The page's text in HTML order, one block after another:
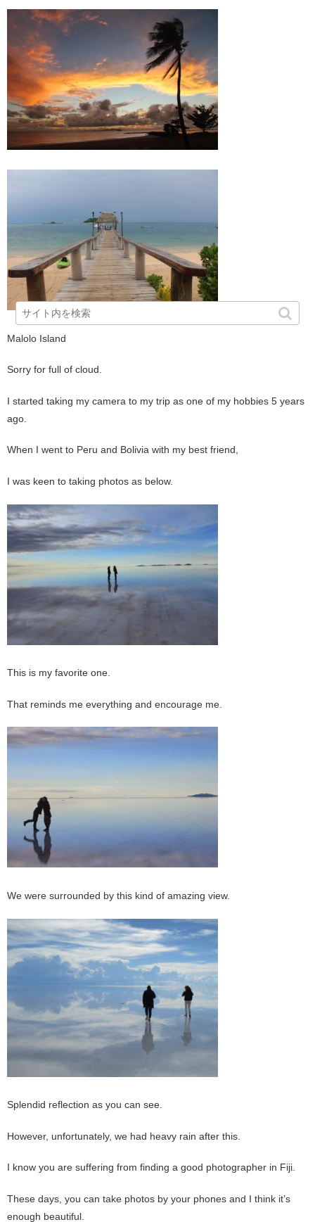
Malolo Island
Sorry for full of cloud.
I started taking my camera to my trip as one of my hobbies 5 years
ago.
When I went to Peru and Bolivia with my best friend,
I was keen to taking photos as below.
This is my favorite one.
That reminds me everything and encourage me.
We were surrounded by this kind of amazing view.
Splendid reflection as you can see.
However, unfortunately, we had heavy rain after this.
I know you are suffering from finding a good photographer in Fiji.
These days, you can take photos by your phones and I think it’s
enough beautiful.